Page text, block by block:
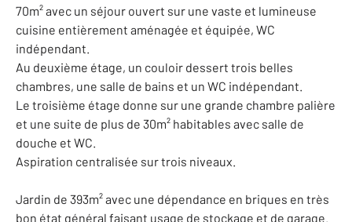
70m² avec un séjour ouvert sur une vaste et lumineuse
cuisine entièrement aménagée et équipée, WC
indépendant.
Au deuxième étage, un couloir dessert trois belles
chambres, une salle de bains et un WC indépendant.
Le troisième étage donne sur une grande chambre palière
et une suite de plus de 30m² habitables avec salle de
douche et WC.
Aspiration centralisée sur trois niveaux.
Jardin de 393m² avec une dépendance en briques en très
bon état général faisant usage de stockage et de garage.